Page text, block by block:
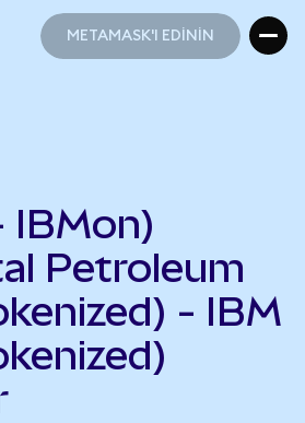
METAMASK'I EDİNİN
IBMon)
Petroleum
- IBM